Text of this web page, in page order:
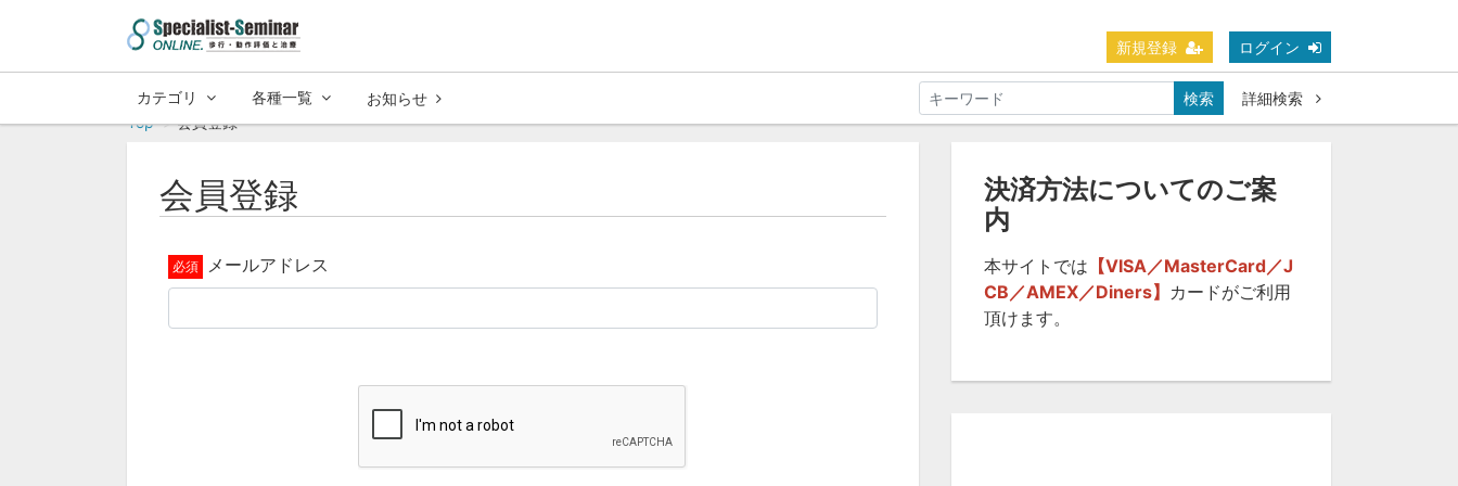
新規登録 ログイン
カテゴリ 各種一覧 お知らせ 検索
詳細検索
Top
会員登録
会員登録
メールアドレス
決済方法についてのご案
内
本サイトでは 【VISA／MasterCard／J
CB／AMEX／Diners】 カードがご利用
頂けます。